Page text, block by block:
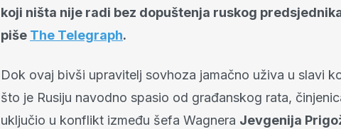
koji ništa nije radi bez dopuštenja ruskog
piše The Telegraph.
Dok ovaj bivši upravitelj sovhoza jamačno uživa u slavi
što je Rusiju navodno spasio od građanskog rata,
uključio u konflikt između šefa Wagnera Jevgenija